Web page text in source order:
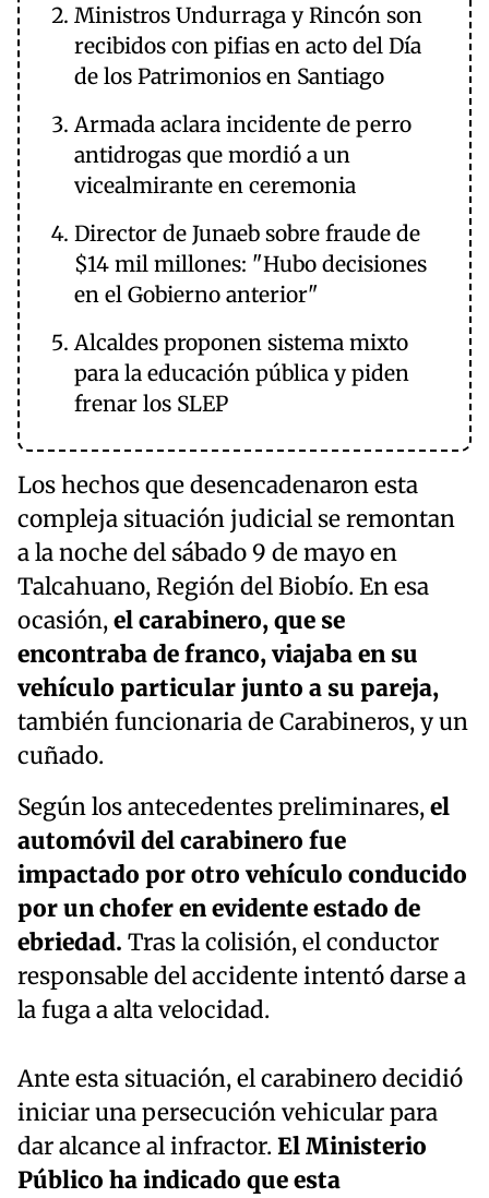
Ministros Undurraga y Rincón son
recibidos con pifias en acto del Día
de los Patrimonios en Santiago
Armada aclara incidente de perro
antidrogas que mordió a un
vicealmirante en ceremonia
Director de Junaeb sobre fraude de
$14 mil millones: "Hubo decisiones
en el Gobierno anterior"
Alcaldes proponen sistema mixto
para la educación pública y piden
frenar los SLEP
Los hechos que desencadenaron esta
compleja situación judicial se remontan
a la noche del sábado 9 de mayo en
Talcahuano, Región del Biobío. En esa
ocasión,el carabinero, que se
encontraba de franco, viajaba en su
vehículo particular junto a su pareja,
también funcionaria de Carabineros, y un
cuñado.
Según los antecedentes preliminares,el
automóvil del carabinero fue
impactado por otro vehículo conducido
por un chofer en evidente estado de
ebriedad. Tras la colisión, el conductor
responsable del accidente intentó darse a
la fuga a alta velocidad.
Ante esta situación, el carabinero decidió
iniciar una persecución vehicular para
dar alcance al infractor. El Ministerio
Público ha indicado que esta